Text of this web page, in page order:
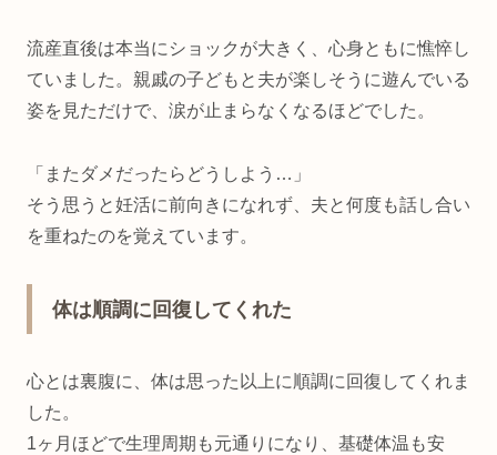
流産直後は本当にショックが大きく、心身ともに憔悴し
ていました。親戚の子どもと夫が楽しそうに遊んでいる
姿を見ただけで、涙が止まらなくなるほどでした。
「またダメだったらどうしよう…」
そう思うと妊活に前向きになれず、夫と何度も話し合い
を重ねたのを覚えています。
体は順調に回復してくれた
心とは裏腹に、体は思った以上に順調に回復してくれま
した。
1ヶ月ほどで生理周期も元通りになり、基礎体温も安